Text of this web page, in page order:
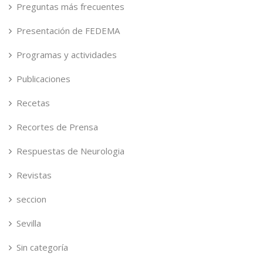
Preguntas más frecuentes
Presentación de FEDEMA
Programas y actividades
Publicaciones
Recetas
Recortes de Prensa
Respuestas de Neurologia
Revistas
seccion
Sevilla
Sin categoría